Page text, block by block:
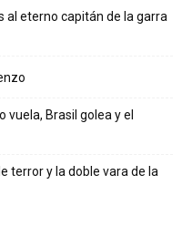
al eterno capitán de la garra
vuela, Brasil golea y el
terror y la doble vara de la